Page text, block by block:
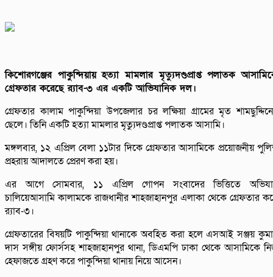
কিশোরগঞ্জের পাকুন্দিয়ায় হত্যা মামলার মৃত্যুদণ্ডপ্রাপ্ত পলাতক
গ্রেফতার করেছে র‌্যাব-৩ এর একটি আভিযানিক দল।
গ্রেফতার কালাম পাকুন্দিয়া উপজেলার চর লক্ষিয়া গ্রামের মৃত
ছেলে। তিনি একটি হত্যা মামলার মৃত্যুদণ্ডপ্রাপ্ত পলাতক আসামি।
মঙ্গলবার, ১২ এপ্রিল বেলা ১১টার দিকে গ্রেফতার আসামিকে প্রয়োজনীয়
প্রহরায় আদালতে প্রেরণ করা হয়।
এর আগে সোমবার, ১১ এপ্রিল গোপন সংবাদের ভিত্তিতে
চালিয়েআসামি কালামকে রাজধানীর শাহজাহানপুর এলাকা থেকে গ্রেফতার
র‌্যাব-৩।
গ্রেফতারের বিষয়টি পাকুন্দিয়া থানাকে অবহিত করা হলে এসআই সঞ্জয়
দাস সঙ্গীয় ফোর্সসহ শাহজাহানপুর থানা, ডিএমপি ঢাকা থেকে আসামিকে
হেফাজতে গ্রহণ করে পাকুন্দিয়া থানায় নিয়ে আসেন।